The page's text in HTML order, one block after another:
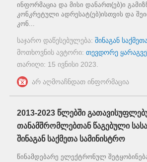
ინფორმაცია და მისი დანართ(ებ)ი
კონკრეტული ადრესატ(ებ)ისთვის და
კონ...
საჯარო დაწესებულება: შინაგან
მოთხოვნის ავტორი: თევდორე
თარიღი: 15 ივნისი 2023
არ აღმოაჩნდათ ინფორმაცია
2013-2023 წლებში
თანამშრომლებთან წაგებული
შინაგან საქმეთა სამინისტრო
წინამდებარე ელექტრონულ